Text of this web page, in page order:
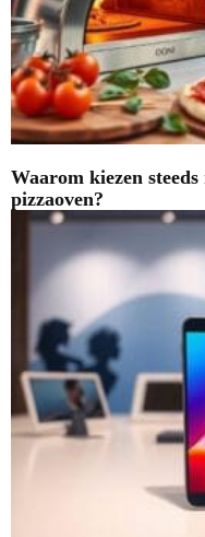
Waarom kiezen
pizzaoven?